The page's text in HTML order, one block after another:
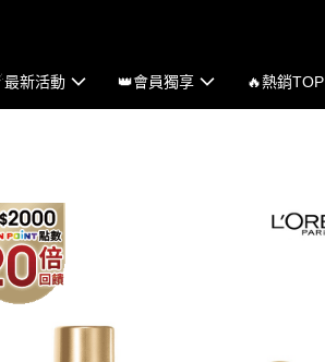
新活動 👑會員獨享 🔥熱銷TOP